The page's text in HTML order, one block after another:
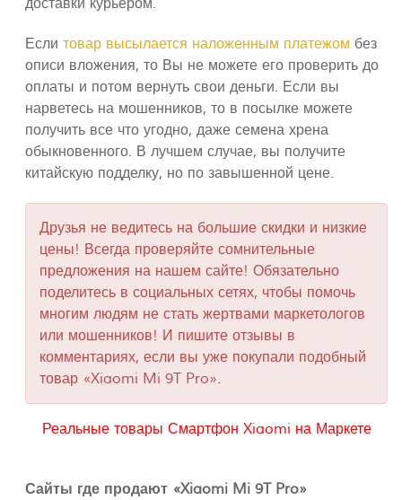
Еслитовар высылается наложенным платежом без
описи вложения, то Вы не можете его проверить до
оплаты и потом вернуть свои деньги. Если вы
нарветесь на мошенников, то в посылке можете
получить все что угодно, даже семена хрена
обыкновенного. В лучшем случае, вы получите
китайскую подделку, но по завышенной цене.
Друзья не ведитесь на большие скидки и низкие
цены! Всегда проверяйте сомнительные
предложения на нашем сайте! Обязательно
поделитесь в социальных сетях, чтобы помочь
многим людям не стать жертвами маркетологов
или мошенников! И пишите отзывы в
комментариях, если вы уже покупали подобный
товар «Xiaomi Mi 9T Pro».
Реальные товары Смартфон Xiaomi на Маркете
Сайты где продают «Xiaomi Mi 9T Pro»